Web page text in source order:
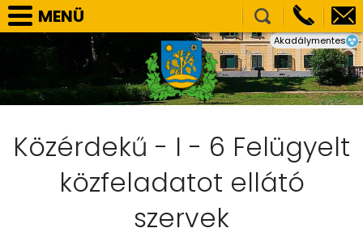
Akadálymentes
MENÜ
SELLYE VÁROS ÖNKORMÁNYZAT
TÁRSULÁSOK
NEMZETISÉGI ÖNKORMÁNYZATOK
HIVATAL
KÖZÉRDEKŰ ADATOK
Közérdekű - I - 6 Felügyelt
közfeladatot ellátó
szervek